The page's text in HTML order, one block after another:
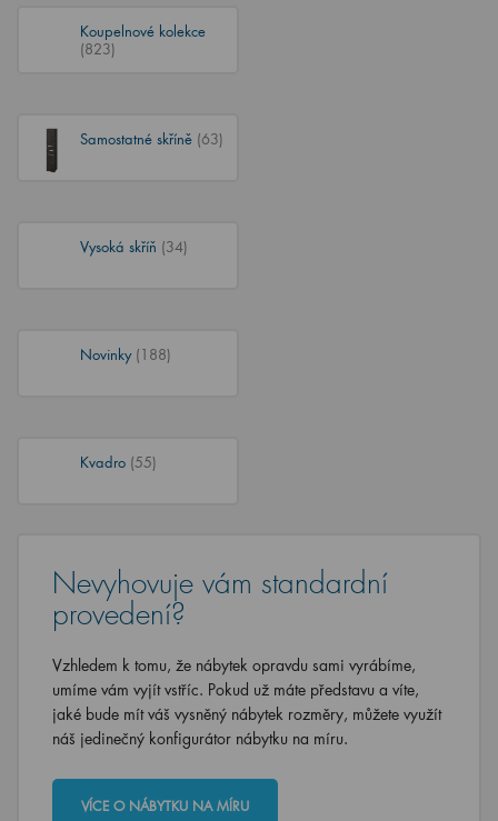
Koupelnové kolekce
(823)
Samostatné skříně (63)
Vysoká skříň (34)
Novinky (188)
Kvadro (55)
Nevyhovuje vám standardní
provedení?
Vzhledem k tomu, že nábytek opravdu sami vyrábíme,
umíme vám vyjít vstříc. Pokud už máte představu a víte,
jaké bude mít váš vysněný nábytek rozměry, můžete využít
náš jedinečný konfigurátor nábytku na míru.
VÍCE O NÁBYTKU NA MÍRU